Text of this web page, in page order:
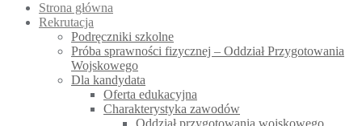
Strona główna
Rekrutacja
Podręczniki szkolne
Próba sprawności fizycznej – Oddział Przygotowania
Wojskowego
Dla kandydata
Oferta edukacyjna
Charakterystyka zawodów
Oddział przygotowania wojskowego